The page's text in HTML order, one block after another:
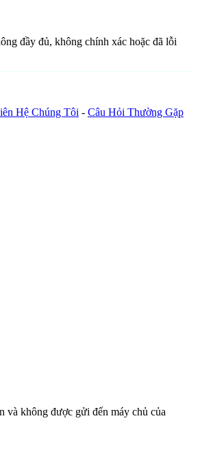
đầy đủ, không chính xác hoặc đã lỗi
Hệ Chúng Tôi - Câu Hỏi Thường Gặp
và không được gửi đến máy chủ của